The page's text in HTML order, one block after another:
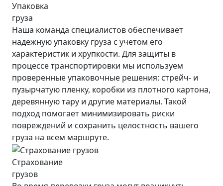
Упаковка
груза
Наша команда специалистов обеспечивает
надежную упаковку груза с учетом его
характеристик и хрупкости. Для защиты в
процессе транспортировки мы используем
проверенные упаковочные решения: стрейч- и
пузырчатую пленку, коробки из плотного картона,
деревянную тару и другие материалы. Такой
подход помогает минимизировать риски
повреждений и сохранить целостность вашего
груза на всем маршруте.
Страхование
грузов